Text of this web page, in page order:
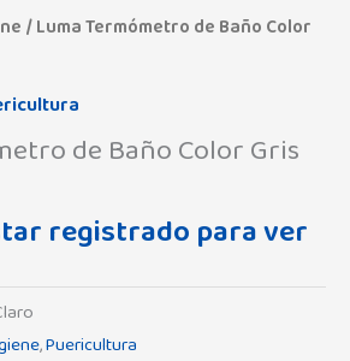
/ Luma Termómetro de Baño Color
de Baño Color Gris
registrado para ver
,Puericultura